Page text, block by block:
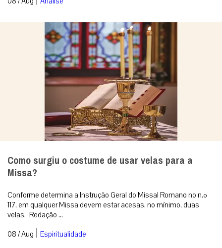
Como surgiu o costume de usar velas para a
Missa?
Conforme determina a Instrução Geral do Missal Romano no n.º
117, em qualquer Missa devem estar acesas, no mínimo, duas
velas. Redação ...
08 / Aug | Espiritualidade